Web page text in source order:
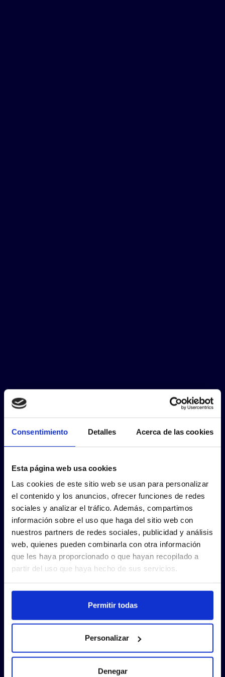
Consentimiento Detalles Acerca de las cookies
Esta página web usa cookies
Las cookies de este sitio web se usan para personalizar
el contenido y los anuncios, ofrecer funciones de redes
sociales y analizar el tráfico. Además, compartimos
información sobre el uso que haga del sitio web con
nuestros partners de redes sociales, publicidad y análisis
web, quienes pueden combinarla con otra información
que les haya proporcionado o que hayan recopilado a
partir del uso que haya hecho de sus servicios.
Permitir todas
Personalizar
Denegar